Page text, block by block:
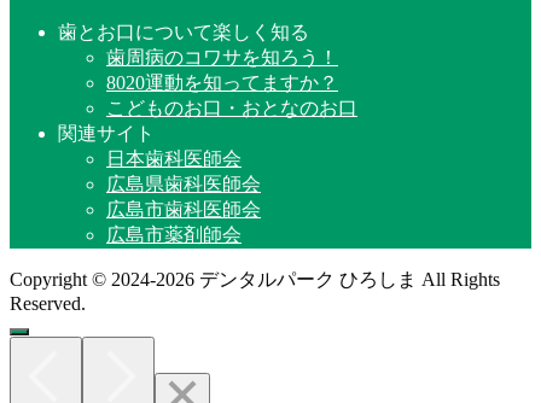
歯とお口について楽しく知る
歯周病のコワサを知ろう！
8020運動を知ってますか？
こどものお口・おとなのお口
関連サイト
日本歯科医師会
広島県歯科医師会
広島市歯科医師会
広島市薬剤師会
Copyright © 2024-2026 デンタルパーク ひろしま All Rights
Reserved.